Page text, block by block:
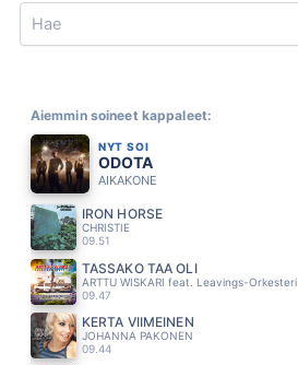
Search
Aiemmin soineet kappaleet:
NYT SOI
ODOTA
AIKAKONE
IRON HORSE
CHRISTIE
09.51
TÄSSÄKÖ TÄÄ OLI
ARTTU WISKARI feat. Leavings-Orkesteri
09.47
KERTA VIIMEINEN
JOHANNA PAKONEN
09.44